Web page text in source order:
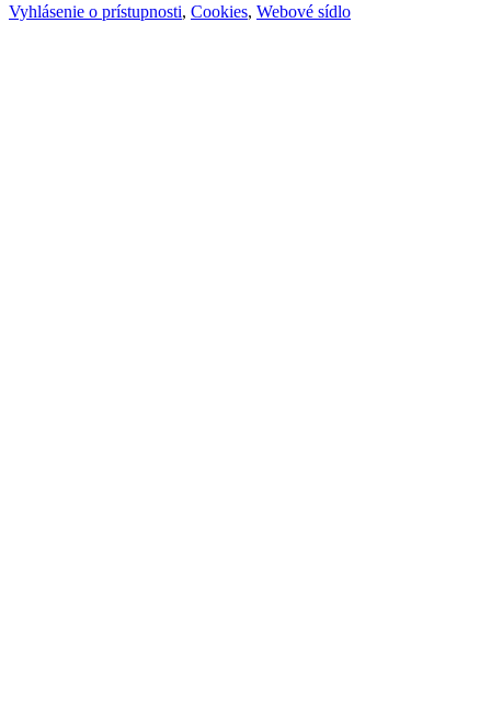
Vyhlásenie o prístupnosti, Cookies, Webové sídlo